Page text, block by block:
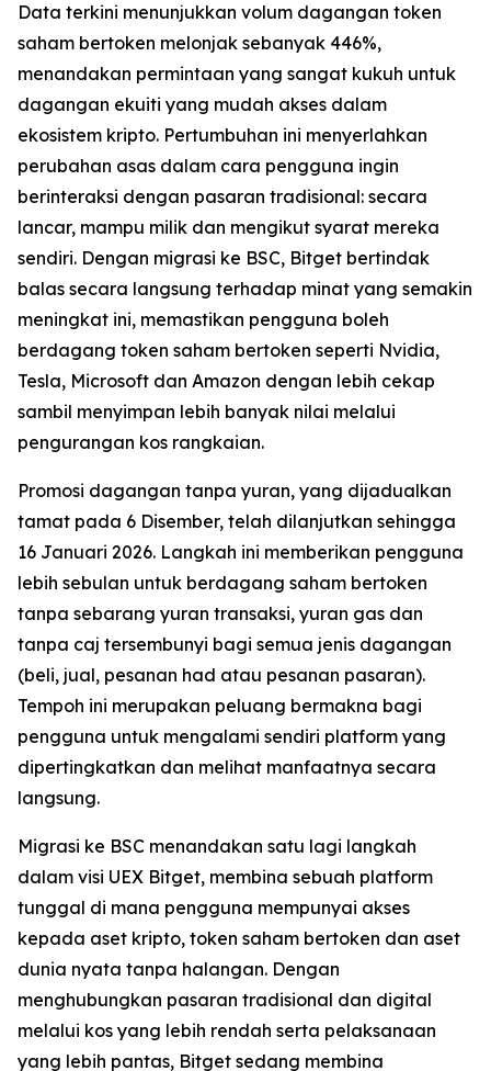
Data terkini menunjukkan volum dagangan token
saham bertoken melonjak sebanyak 446%,
menandakan permintaan yang sangat kukuh untuk
dagangan ekuiti yang mudah akses dalam
ekosistem kripto. Pertumbuhan ini menyerlahkan
perubahan asas dalam cara pengguna ingin
berinteraksi dengan pasaran tradisional: secara
lancar, mampu milik dan mengikut syarat mereka
sendiri. Dengan migrasi ke BSC, Bitget bertindak
balas secara langsung terhadap minat yang semakin
meningkat ini, memastikan pengguna boleh
berdagang token saham bertoken seperti Nvidia,
Tesla, Microsoft dan Amazon dengan lebih cekap
sambil menyimpan lebih banyak nilai melalui
pengurangan kos rangkaian.
Promosi dagangan tanpa yuran, yang dijadualkan
tamat pada 6 Disember, telah dilanjutkan sehingga
16 Januari 2026. Langkah ini memberikan pengguna
lebih sebulan untuk berdagang saham bertoken
tanpa sebarang yuran transaksi, yuran gas dan
tanpa caj tersembunyi bagi semua jenis dagangan
(beli, jual, pesanan had atau pesanan pasaran).
Tempoh ini merupakan peluang bermakna bagi
pengguna untuk mengalami sendiri platform yang
dipertingkatkan dan melihat manfaatnya secara
langsung.
Migrasi ke BSC menandakan satu lagi langkah
dalam visi UEX Bitget, membina sebuah platform
tunggal di mana pengguna mempunyai akses
kepada aset kripto, token saham bertoken dan aset
dunia nyata tanpa halangan. Dengan
menghubungkan pasaran tradisional dan digital
melalui kos yang lebih rendah serta pelaksanaan
yang lebih pantas, Bitget sedang membina